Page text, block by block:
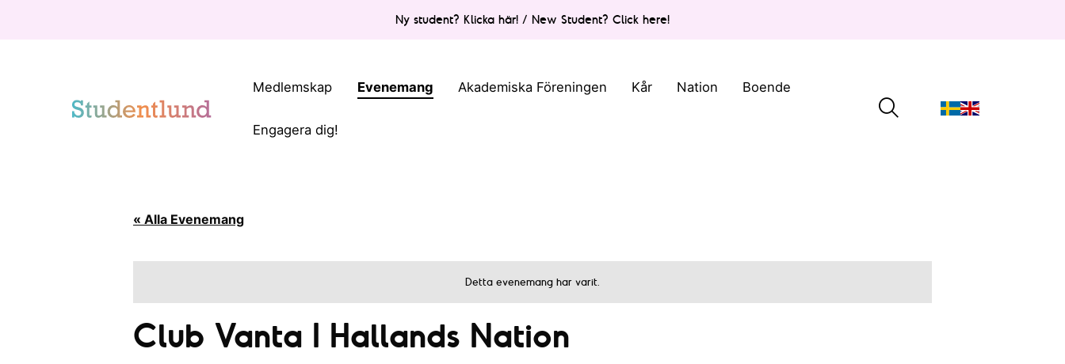
Ny student? Klicka här! / New Student? Click here!
Medlemskap Evenemang Akademiska Föreningen Kår Nation Boende
Engagera dig!
« Alla Evenemang
Detta evenemang har varit.
Club Vanta I Hallands Nation